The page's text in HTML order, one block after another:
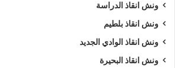
ونش انقاذ الدراسة
ونش انقاذ بلطيم
ونش انقاذ الوادي الجديد
ونش انقاذ البحيرة